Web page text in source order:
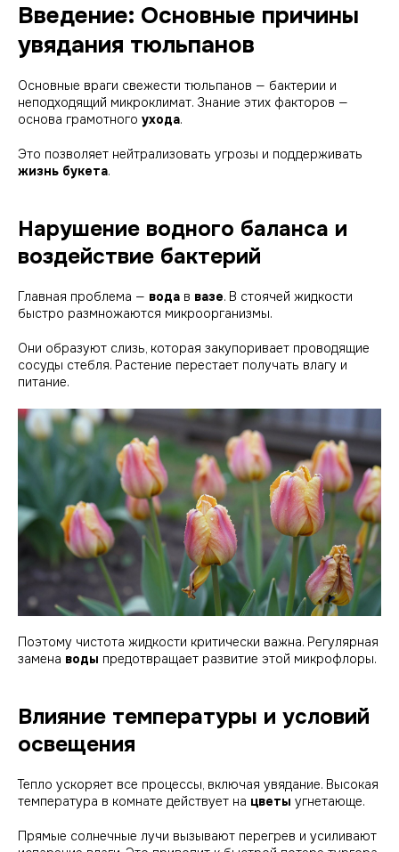
Введение: Основные причины
увядания тюльпанов
Основные враги свежести тюльпанов — бактерии и
неподходящий микроклимат. Знание этих факторов —
основа грамотного ухода.
Это позволяет нейтрализовать угрозы и поддерживать
жизнь букета.
Нарушение водного баланса и
воздействие бактерий
Главная проблема — вода в вазе. В стоячей жидкости
быстро размножаются микроорганизмы.
Они образуют слизь, которая закупоривает проводящие
сосуды стебля. Растение перестает получать влагу и
питание.
Поэтому чистота жидкости критически важна. Регулярная
замена воды предотвращает развитие этой микрофлоры.
Влияние температуры и условий
освещения
Тепло ускоряет все процессы, включая увядание. Высокая
температура в комнате действует на цветы угнетающе.
Прямые солнечные лучи вызывают перегрев и усиливают